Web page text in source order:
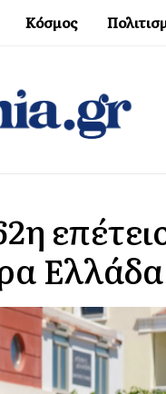
Κόσμος
Ελλάδα